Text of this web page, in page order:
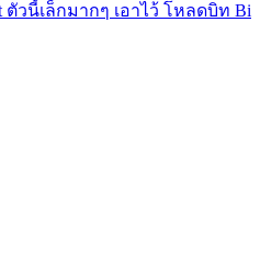
ตัวนี้เล็กมากๆ เอาไว้ โหลดบิท Bi